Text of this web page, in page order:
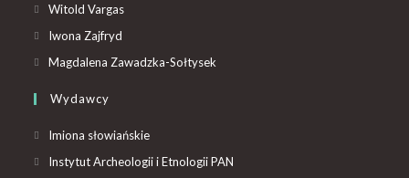
Witold Vargas
Iwona Zajfryd
Magdalena Zawadzka-Sołtysek
Wydawcy
Imiona słowiańskie
Instytut Archeologii i Etnologii PAN